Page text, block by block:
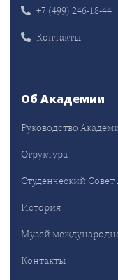
+7 (499) 246-18-44
Контакты
Об Академии
Руководство
Структура
Студенческий
История
Музей
Контакты